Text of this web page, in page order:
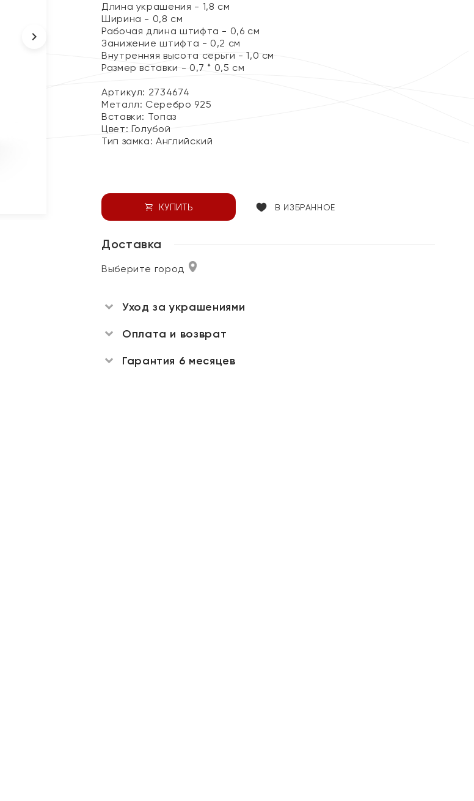
Длина украшения - 1,8 см
Ширина - 0,8 см
Рабочая длина штифта - 0,6 см
Занижение штифта - 0,2 см
Внутренняя высота серьги - 1,0 см
Размер вставки - 0,7 * 0,5 см
Артикул: 2734674
Металл: Серебро 925
Вставки: Топаз
Цвет: Голубой
Тип замка:Английский
КУПИТЬ В ИЗБРАННОЕ
Доставка
Выберите город
Уход за украшениями
Оплата и возврат
Гарантия 6 месяцев